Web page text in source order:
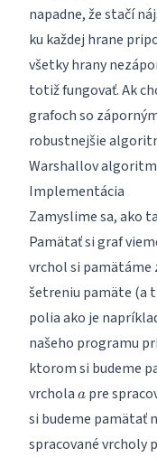
napadne, že stačí
ku každej hrane
všetky hrany
totiž fungovať. Ak
grafoch so
robustnejšie
Warshallov
Implementácia
Zamyslime sa, ako
Pamätať si graf
vrchol si pamätáme
šetreniu pamäte (a
polia ako je
našeho programu
ktorom si budeme
vrchola a
a pre
si budeme pamätať
spracované vrcholy